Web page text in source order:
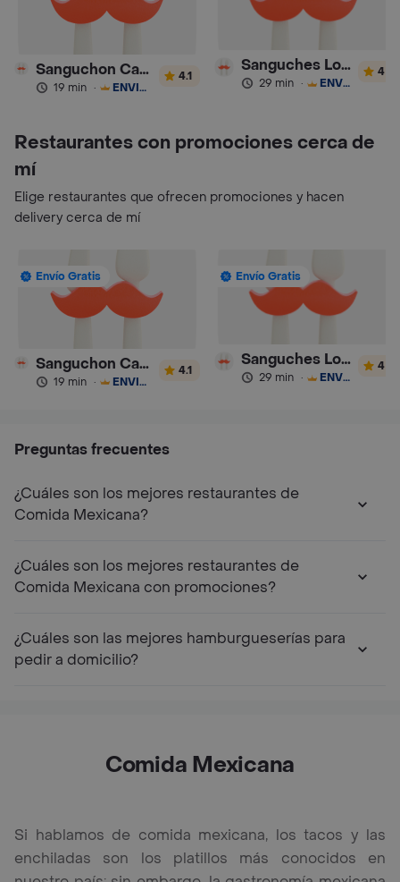
Sanguchon Campesino Exquisitos
19 min · ENVÍO GRATIS
4.1
Sanguches Locos
29 min · ENVÍO GRATIS
4
Restaurantes con promociones cerca de
mí
Elige restaurantes que ofrecen promociones y hacen
delivery cerca de mí
Envío Gratis
Sanguchon Campesino Exquisitos
19 min · ENVÍO GRATIS
4.1
Envío Gratis
Sanguches Locos
29 min · ENVÍO GRATIS
4
Preguntas frecuentes
¿Cuáles son los mejores restaurantes de
Comida Mexicana?
¿Cuáles son los mejores restaurantes de
Comida Mexicana con promociones?
¿Cuáles son las mejores hamburgueserías para
pedir a domicilio?
Comida Mexicana
Si hablamos de comida mexicana, los tacos y las
enchiladas son los platillos más conocidos en